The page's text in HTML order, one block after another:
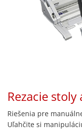
Rezacie stoly
Riešenia pre
Uľahčite si